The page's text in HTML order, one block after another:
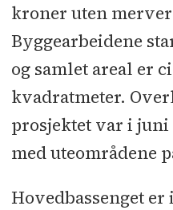
Ulveseth
Byggeleder,
SHA-
Arkitekt og
kroner uten
Byggearbeidene
og samlet areal er
kvadratmeter.
prosjektet var i juni
med uteområdene
Hovedbassenget